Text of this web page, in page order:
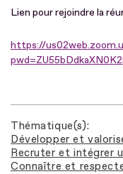
Lien pour rejoindre la
https://
Thématique(s)
Développer et
Recruter et intégrer
Connaître et